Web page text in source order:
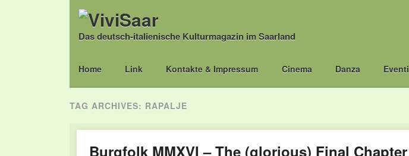
Das deutsch-italienische Kulturmagazin im Saarland
Main menu
Skip
Home Link Kontakte & Impressum Cinema Danza Eventi
TAG ARCHIVES: RAPALJE
Burgfolk MMXVI – The (glorious) Final Chapter